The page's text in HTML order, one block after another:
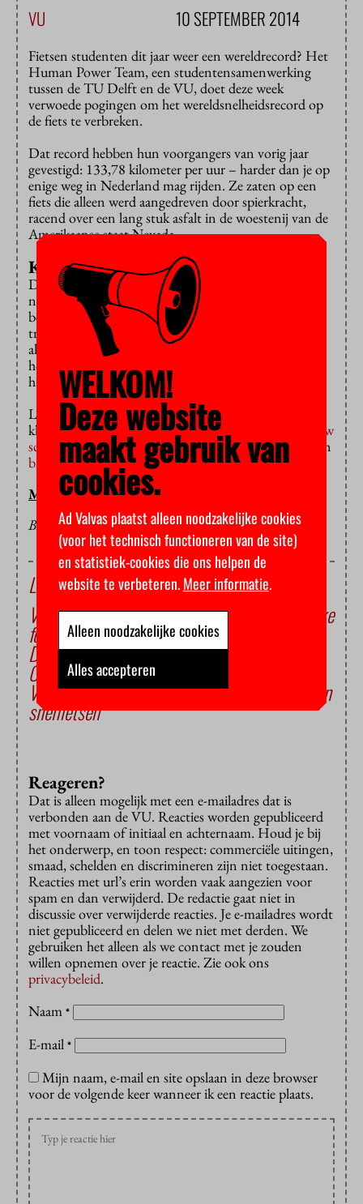
VU 10 SEPTEMBER 2014
Fietsen studenten dit jaar weer een wereldrecord? Het
Human Power Team, een studentensamenwerking
tussen de TU Delft en de VU, doet deze week
verwoede pogingen om het wereldsnelheidsrecord op
de fiets te verbreken.
Dat record hebben hun voorgangers van vorig jaar
gevestigd: 133,78 kilometer per uur – harder dan je op
enige weg in Nederland mag rijden. Ze zaten op een
fiets die alleen werd aangedreven door spierkracht,
racend over een lang stuk asfalt in de woestenij van de
Amerikaanse staat Nevada.
Koel
De studenten uit Delft bouwden dit jaar weer een
nieuwe hightech ligfiets en de studenten
bewegingswetenschappen aan de VU selecteerden en
trainden nieuwe renners. In de voorbereidingen was
alles erop gericht om de renners zo koel mogelijk te
houden. Want warmte is de grootste vijand voor wie
hard wil.
Lees in Advalvas #2 hoe het team de renners
klaarstoomde voor de wereldrecords: ‘
Zo snel kan jouw
scooter niet’. En volg het Human Power Team op hun
blog
MARIEKE KOLKMAN
BEELD: MARIEKE KOLKMAN
Lees ook
VU gaat met gemeente ingrijpen bij gevaarlijke
foutparkeerders voor hoofdgebouw
Dramatische ontknoping World Solar
Challenge
Vrouwen Human Power Team wereldkampioen
snelfietsen
Reageren?
Dat is alleen mogelijk met een e-mailadres dat is
verbonden aan de VU. Reacties worden gepubliceerd
met voornaam of initiaal en achternaam. Houd je bij
het onderwerp, en toon respect: commerciële uitingen,
smaad, schelden en discrimineren zijn niet toegestaan.
Reacties met url’s erin worden vaak aangezien voor
spam en dan verwijderd. De redactie gaat niet in
discussie over verwijderde reacties. Je e-mailadres wordt
niet gepubliceerd en delen we niet met derden. We
gebruiken het alleen als we contact met je zouden
willen opnemen over je reactie. Zie ook ons
privacybeleid.
Naam *
E-mail *
Mijn naam, e-mail en site opslaan in deze browser
voor de volgende keer wanneer ik een reactie plaats.
WELKOM!
Deze website
maakt gebruik van
cookies.
Ad Valvas plaatst alleen noodzakelijke cookies
(voor het technisch functioneren van de site)
en statistiek-cookies die ons helpen de
website te verbeteren.Meer informatie.
Alleen noodzakelijke cookies
Alles accepteren